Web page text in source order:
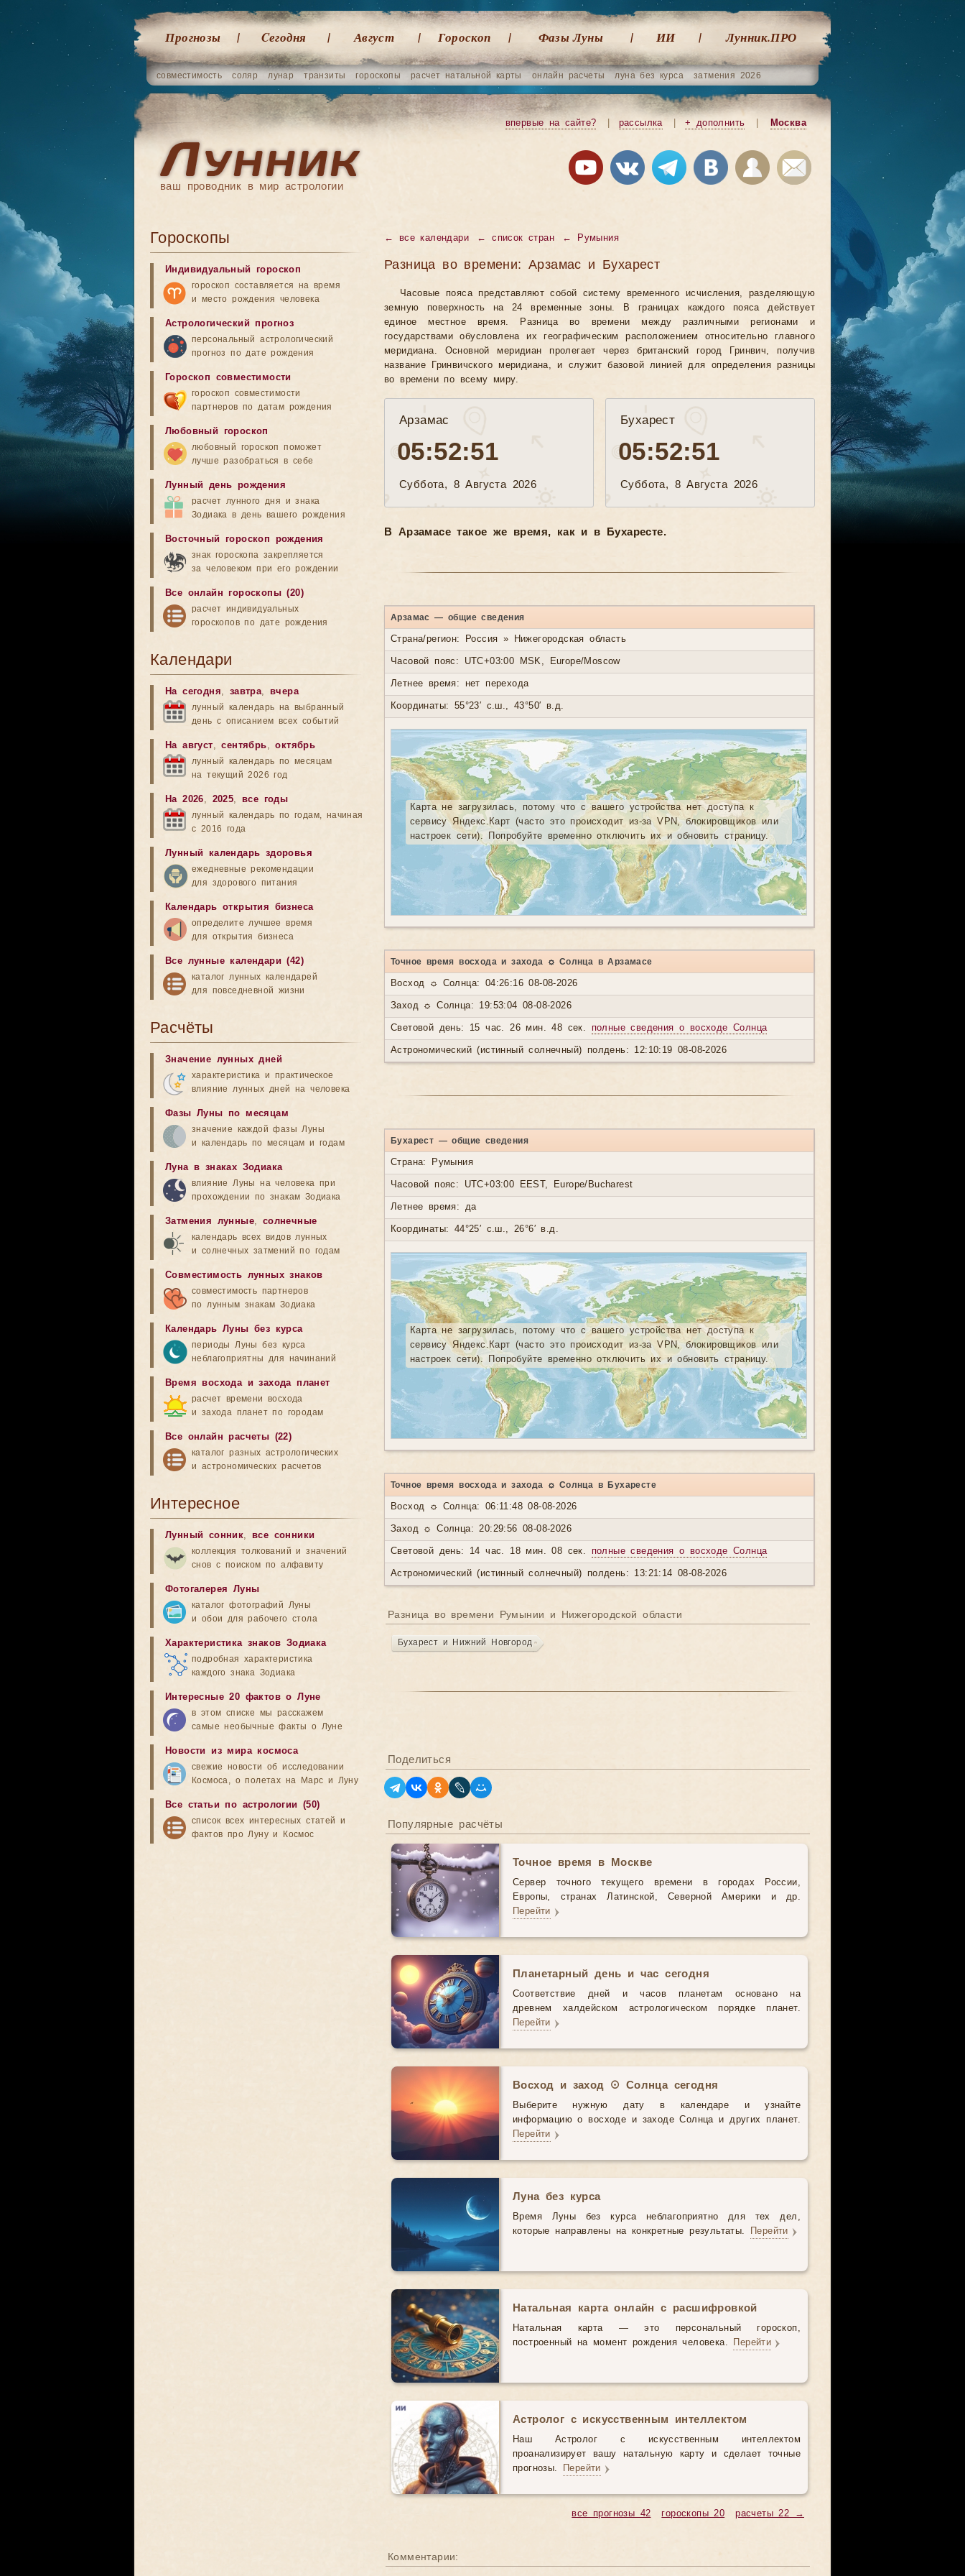
Прогнозы Cегодня Август Гороскоп Фазы Луны ИИ Лунник.ПРО
совместимость соляр лунар транзиты гороскопы расчет натальной карты онлайн расчеты луна без курса затмения 2026
ваш проводник в мир астрологии
впервые на сайте? рассылка + дополнить Москва
← все календари ←список стран ← Румыния
Разница во времени: Арзамас и Бухарест
Часовые пояса представляют собой систему временного исчисления, разделяющую
земную поверхность на 24 временные зоны. В границах каждого пояса действует
единое местное время. Разница во времени между различными регионами и
государствами обусловлена их географическим расположением относительно главного
меридиана. Основной меридиан пролегает через британский город Гринвич, получив
название Гринвичского меридиана, и служит базовой линией для определения разницы
во времени по всему миру.
Арзамас
05:52:53
Суббота, 8 Августа 2026
Бухарест
05:52:53
Суббота, 8 Августа 2026
В Арзамасе такое же время, как и в Бухаресте.
Арзамас — общие сведения
Страна/регион: Россия » Нижегородская область
Часовой пояс: UTC+03:00 MSK, Europe/Moscow
Летнее время: нет перехода
Координаты: 55°23′ с.ш., 43°50′ в.д.
Карта не загрузилась, потому что с вашего устройства нет доступа к
сервису Яндекс.Карт (часто это происходит из-за VPN, блокировщиков или
настроек сети). Попробуйте временно отключить их и обновить страницу.
Точное время восхода и захода ☼ Солнца в Арзамасе
Восход ☼ Солнца: 04:26:16 08-08-2026
Заход ☼ Солнца: 19:53:04 08-08-2026
Световой день: 15 час. 26 мин. 48 сек. полные сведения о восходе Солнца
Астрономический (истинный солнечный) полдень: 12:10:19 08-08-2026
Бухарест — общие сведения
Страна: Румыния
Часовой пояс: UTC+03:00 EEST, Europe/Bucharest
Летнее время: да
Координаты: 44°25′ с.ш., 26°6′ в.д.
Карта не загрузилась, потому что с вашего устройства нет доступа к
сервису Яндекс.Карт (часто это происходит из-за VPN, блокировщиков или
настроек сети). Попробуйте временно отключить их и обновить страницу.
Точное время восхода и захода ☼ Солнца в Бухаресте
Восход ☼ Солнца: 06:11:48 08-08-2026
Заход ☼ Солнца: 20:29:56 08-08-2026
Световой день: 14 час. 18 мин. 08 сек. полные сведения о восходе Солнца
Астрономический (истинный солнечный) полдень: 13:21:14 08-08-2026
Разница во времени Румынии и Нижегородской области
Бухарест и Нижний Новгород
Поделиться
Популярные расчёты
Точное время в Москве
Сервер точного текущего времени в городах России,
Европы, странах Латинской, Северной Америки и др.
Перейти
Планетарный день и час сегодня
Соответствие дней и часов планетам основано на
древнем халдейском астрологическом порядке планет.
Перейти
Восход и заход ☉ Солнца сегодня
Выберите нужную дату в календаре и узнайте
информацию о восходе и заходе Солнца и других планет.
Перейти
Луна без курса
Время Луны без курса неблагоприятно для тех дел,
которые направлены на конкретные результаты. Перейти
Натальная карта онлайн с расшифровкой
Натальная карта — это персональный гороскоп,
построенный на момент рождения человека. Перейти
Астролог с искусственным интеллектом
Наш Астролог с искусственным интеллектом
проанализирует вашу натальную карту и сделает точные
прогнозы. Перейти
расчеты 22 →
гороскопы 20
все прогнозы 42
Комментарии:
Гороскопы
Индивидуальный гороскоп
гороскоп составляется на время
и место рождения человека
Астрологический прогноз
персональный астрологический
прогноз по дате рождения
Гороскоп совместимости
гороскоп совместимости
партнеров по датам рождения
Любовный гороскоп
любовный гороскоп поможет
лучше разобраться в себе
Лунный день рождения
расчет лунного дня и знака
Зодиака в день вашего рождения
Восточный гороскоп рождения
знак гороскопа закрепляется
за человеком при его рождении
Все онлайн гороскопы (20)
расчет индивидуальных
гороскопов по дате рождения
Календари
На сегодня, завтра,вчера
лунный календарь на выбранный
день с описанием всех событий
На август,сентябрь,октябрь
лунный календарь по месяцам
на текущий 2026 год
На 2026, 2025,все годы
лунный календарь по годам, начиная
с 2016 года
Лунный календарь здоровья
ежедневные рекомендации
для здорового питания
Календарь открытия бизнеса
определите лучшее время
для открытия бизнеса
Все лунные календари (42)
каталог лунных календарей
для повседневной жизни
Расчёты
Значение лунных дней
характеристика и практическое
влияние лунных дней на человека
Фазы Луны по месяцам
значение каждой фазы Луны
и календарь по месяцам и годам
Луна в знаках Зодиака
влияние Луны на человека при
прохождении по знакам Зодиака
Затмения лунные, солнечные
календарь всех видов лунных
и солнечных затмений по годам
Совместимость лунных знаков
совместимость партнеров
по лунным знакам Зодиака
Календарь Луны без курса
периоды Луны без курса
неблагоприятны для начинаний
Время восхода и захода планет
расчет времени восхода
и захода планет по городам
Все онлайн расчеты (22)
каталог разных астрологических
и астрономических расчетов
Интересное
Лунный сонник, все сонники
коллекция толкований и значений
снов с поиском по алфавиту
Фотогалерея Луны
каталог фотографий Луны
и обои для рабочего стола
Характеристика знаков Зодиака
подробная характеристика
каждого знака Зодиака
Интересные 20 фактов о Луне
в этом списке мы расскажем
самые необычные факты о Луне
Новости из мира космоса
свежие новости об исследовании
Космоса, о полетах на Марс и Луну
Все статьи по астрологии (50)
список всех интересных статей и
фактов про Луну и Космос